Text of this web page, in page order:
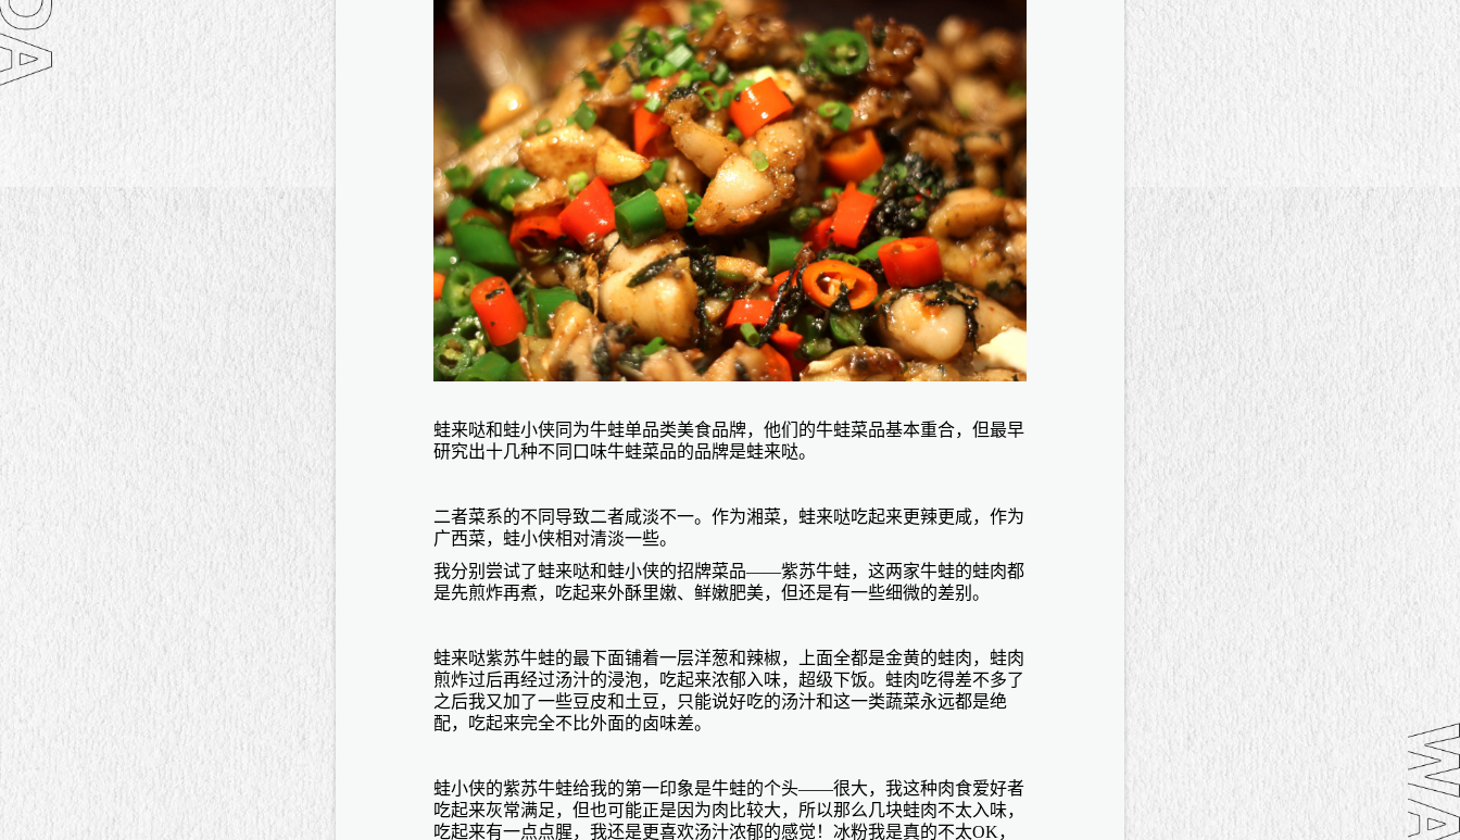
蛙来哒和蛙小侠同为牛蛙单品类美食品牌，他们的牛蛙菜品基本重合，但最早
研究出十几种不同口味牛蛙菜品的品牌是蛙来哒。
二者菜系的不同导致二者咸淡不一。作为湘菜，蛙来哒吃起来更辣更咸，作为
广西菜，蛙小侠相对清淡一些。
我分别尝试了蛙来哒和蛙小侠的招牌菜品——紫苏牛蛙，这两家牛蛙的蛙肉都
是先煎炸再煮，吃起来外酥里嫩、鲜嫩肥美，但还是有一些细微的差别。
蛙来哒紫苏牛蛙的最下面铺着一层洋葱和辣椒，上面全都是金黄的蛙肉，蛙肉
煎炸过后再经过汤汁的浸泡，吃起来浓郁入味，超级下饭。蛙肉吃得差不多了
之后我又加了一些豆皮和土豆，只能说好吃的汤汁和这一类蔬菜永远都是绝
配，吃起来完全不比外面的卤味差。
蛙小侠的紫苏牛蛙给我的第一印象是牛蛙的个头——很大，我这种肉食爱好者
吃起来灰常满足，但也可能正是因为肉比较大，所以那么几块蛙肉不太入味，
吃起来有一点点腥，我还是更喜欢汤汁浓郁的感觉！冰粉我是真的不太OK，